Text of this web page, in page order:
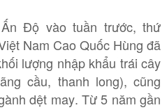
Độ vào tuần trước, thứ
Nam Cao Quốc Hùng đã
lượng nhập khẩu trái cây
cầu, thanh long), cũng
dệt may. Từ 5 năm gần